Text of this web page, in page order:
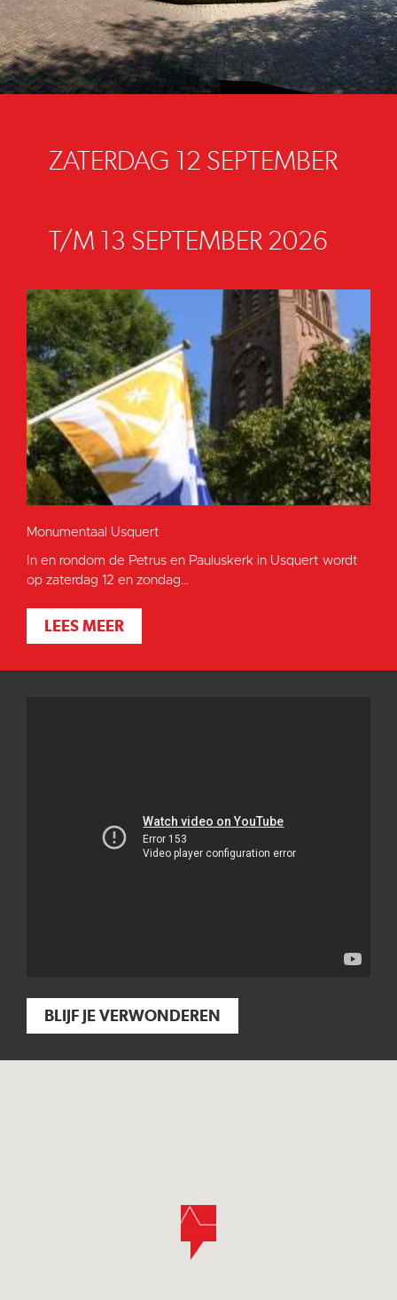
ZATERDAG 12 SEPTEMBER
T/M 13 SEPTEMBER 2026
Monumentaal Usquert
In en rondom de Petrus en Pauluskerk in Usquert wordt
op zaterdag 12 en zondag...
LEES MEER
BLIJF JE VERWONDEREN